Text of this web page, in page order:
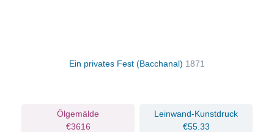
Ein privates Fest (Bacchanal) 1871
Ölgemälde
€3616
Leinwand-Kunstdruck
€55.33